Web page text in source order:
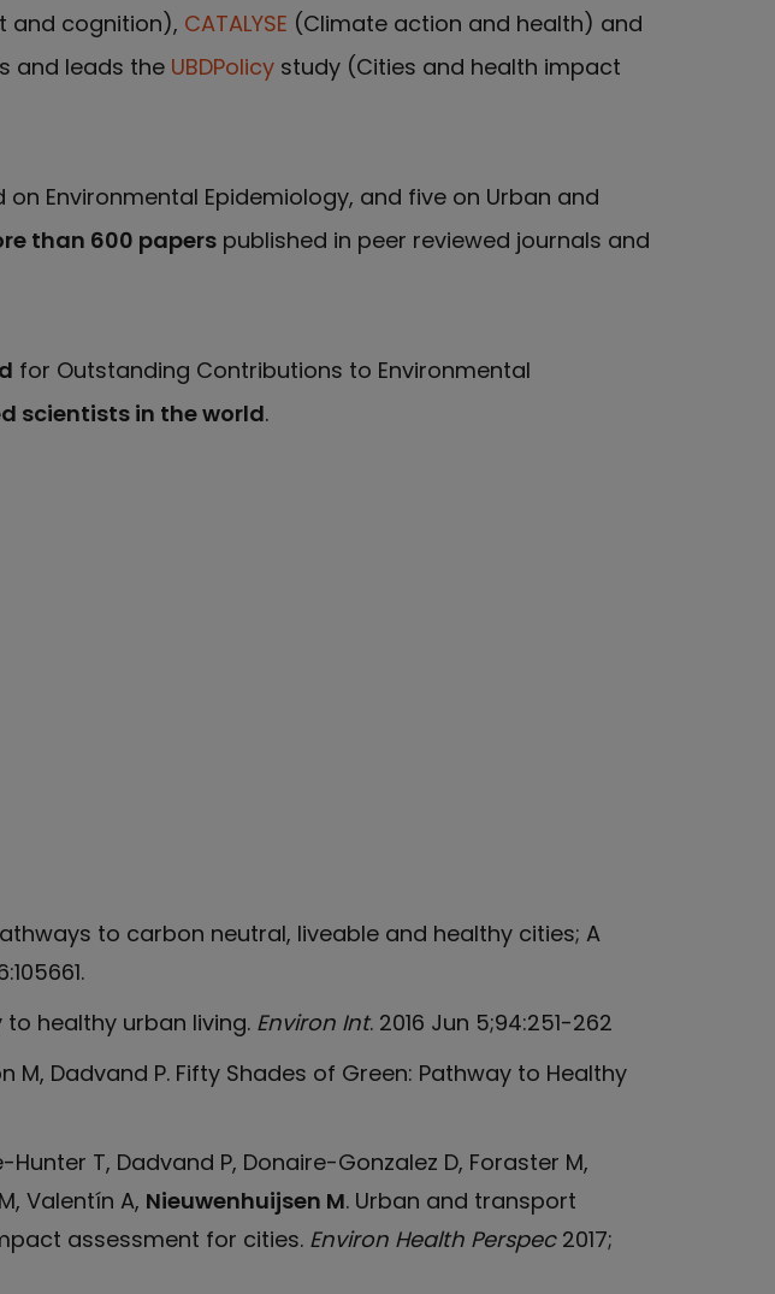
and cognition), CATALYSE (Climate action and health) and
and leads the UBDPolicy study (Cities and health impact
Environmental Epidemiology, and five on Urban and
than 600 paperspublished in peer reviewed journals and
for Outstanding Contributions to Environmental
scientists in the world.
to carbon neutral, liveable and healthy cities; A
to healthy urban living. Environ Int. 2016 Jun 5;94:251-262
M, Dadvand P. Fifty Shades of Green: Pathway to Healthy
T, Dadvand P, Donaire-Gonzalez D, Foraster M,
Valentín A, Nieuwenhuijsen M. Urban and transport
assessment for cities. Environ Health Perspec2017;